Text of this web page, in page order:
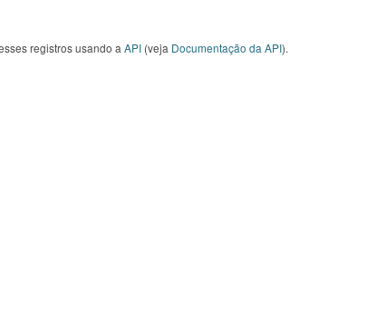
registros usando a API (veja Documentação da API).